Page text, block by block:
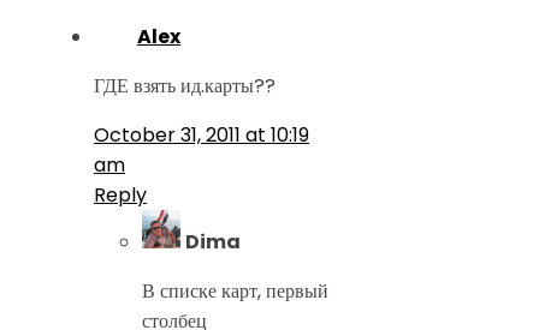
Alex
ГДЕ взять ид.карты??
October 31, 2011 at 10:19
am
Reply
Dima
В списке карт, первый
столбец